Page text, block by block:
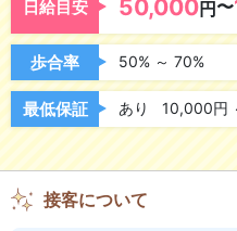
指名料バックあり
気になるお店の環境
日給目安 50,000円〜
歩合率 50% ～ 70%
最低保証 あり 10,000円
接客について